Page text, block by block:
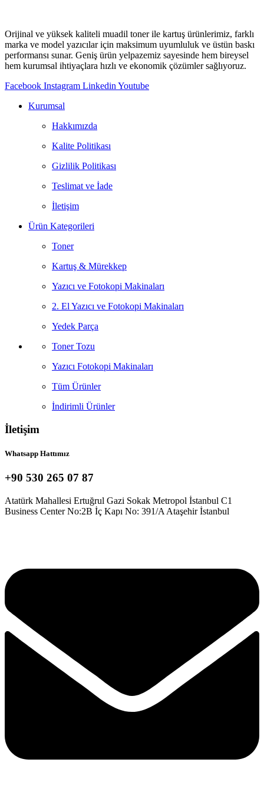
Orijinal ve yüksek kaliteli muadil toner ile kartuş ürünlerimiz, farklı
marka ve model yazıcılar için maksimum uyumluluk ve üstün baskı
performansı sunar. Geniş ürün yelpazemiz sayesinde hem bireysel
hem kurumsal ihtiyaçlara hızlı ve ekonomik çözümler sağlıyoruz.
Facebook Instagram Linkedin Youtube
Kurumsal
Hakkımızda
Kalite Politikası
Gizlilik Politikası
Teslimat ve İade
İletişim
Ürün Kategorileri
Toner
Kartuş & Mürekkep
Yazıcı ve Fotokopi Makinaları
2. El Yazıcı ve Fotokopi Makinaları
Yedek Parça
Toner Tozu
Yazıcı Fotokopi Makinaları
Tüm Ürünler
İndirimli Ürünler
İletişim
Whatsapp Hattımız
+90 530 265 07 87
Atatürk Mahallesi Ertuğrul Gazi Sokak Metropol İstanbul C1
Business Center No:2B İç Kapı No: 391/A Ataşehir İstanbul